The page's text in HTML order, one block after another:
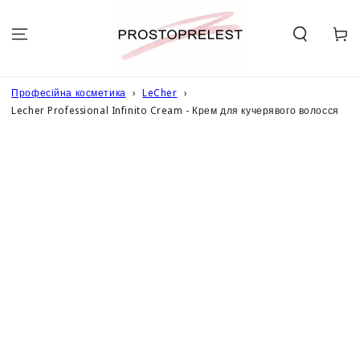
Кошик
Професійна косметика
LeCher
Lecher Professional Infinito Cream - Крем для кучерявого волосся